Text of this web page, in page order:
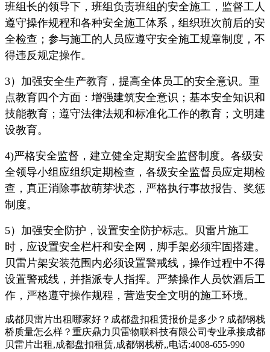
班组长的领导下，班组负责班组的安全施工，监督工人
遵守操作规程和各种安全施工体系，组织班次前后的安
全检查；参与施工的人员应遵守安全施工规章制度，不
得违反规定操作。
3）加强安全生产教育，提高全体员工的安全意识。重
点教育四个方面：增强建筑安全意识；基本安全知识和
技能教育；遵守法律法规和标准化工作的教育；文明建
设教育。
4)严格安全监督，建立健全定期安全监督制度。各级安
全领导小组应组织定期检查，各级安全监督员应定期检
查，真正消除事故萌芽状态，严格执行事故报告、奖惩
制度。
5）加强安全防护，设置安全防护标志。贝雷片施工
时，应设置安全栏杆和安全网，脚手架必须牢固搭建。
贝雷片架安装范围内必须设置警戒线，操作过程中不得
设置警戒线，并指派专人指挥。严禁操作人员饮酒后工
作，严格遵守操作规程，营造安全文明的施工环境。
成都贝雷片出租哪家好？成都盘扣租赁报价是多少？成都钢栈
桥质量怎么样？重庆鼎力贝雷物联科技有限公司专业承接成都
贝雷片出租,成都盘扣租赁,成都钢栈桥,,电话:4008-655-990